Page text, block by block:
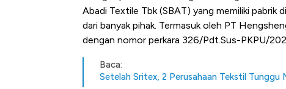
Abadi Textile Tbk (SBAT) yang memiliki pabrik
dari banyak pihak. Termasuk oleh PT
dengan nomor perkara 326/Pdt.Sus-PKPU/
Baca:
Setelah Sritex, 2 Perusahaan Tekstil Tunggu